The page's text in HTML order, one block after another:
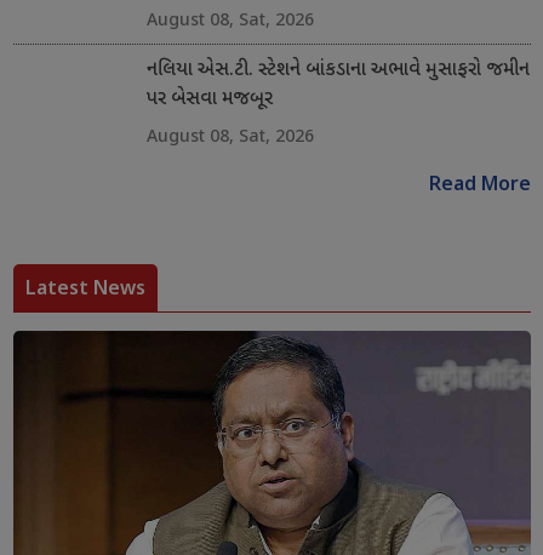
August 08, Sat, 2026
નલિયા એસ.ટી. સ્ટેશને બાંકડાના અભાવે મુસાફરો જમીન
પર બેસવા મજબૂર
August 08, Sat, 2026
Read More
Latest News